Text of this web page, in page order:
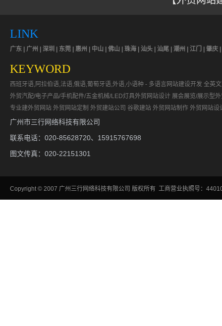
LINK
广东 | 广州 | 深圳 | 东莞 | 惠州 | 中山 | 佛山 | 珠海 | 汕头 | 汕尾 | 潮州 | 江门 | 肇庆
KEYWORD
西班牙语,阿拉伯语,法语,俄语,葡萄牙语,外语,小语种 - 多语言网站建设开发 全英
外贸汽配/电子产品/手机配件/五金机械/LED灯具外贸网站设计 展会展览/展示型
专业建外贸网站 外贸网站定制 外贸建站公司 谷歌建站 外贸网站制作 外贸网站设
广州市三行网络科技有限公司
联系电话：020-85628720、15915767698
图文传真：020-22151301
Copyright© 2007 广州三行网络科技有限公司 版权所有 工商营业执照号：